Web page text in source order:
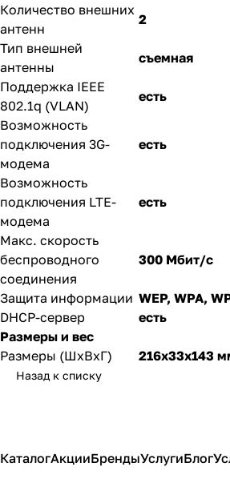
Количество внешних
антенн
2
Тип внешней
антенны
съемная
Поддержка IEEE
802.1q (VLAN)
есть
Возможность
подключения 3G-
модема
есть
Возможность
подключения LTE-
модема
есть
Макс. скорость
беспроводного
соединения
300 Мбит/с
Защита информации WEP, WPA,
DHCP-сервер
есть
Размеры и вес
Размеры (ШxВxГ)
216x33x143
Назад к списку
КаталогАкцииБрендыУслугиБлог